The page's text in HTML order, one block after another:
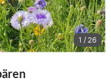
1 / 26